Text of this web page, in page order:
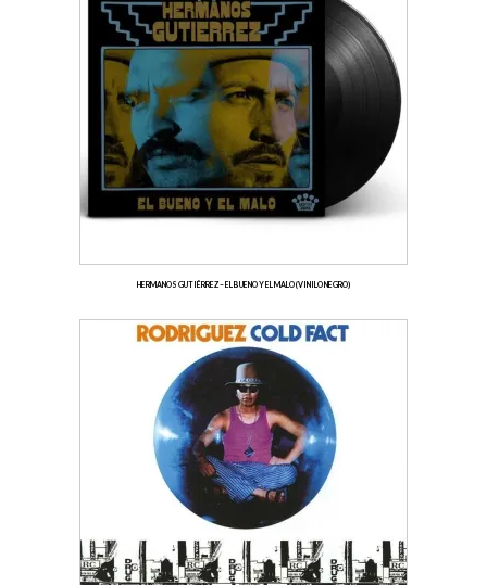
HERMANOS GUTIÉRREZ – EL BUENO Y EL MALO (VINILO NEGRO)